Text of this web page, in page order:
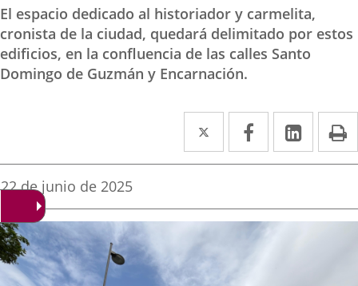
El espacio dedicado al historiador y carmelita,
cronista de la ciudad, quedará delimitado por estos
edificios, en la confluencia de las calles Santo
Domingo de Guzmán y Encarnación.
Twitter
Enlace
a
aplicación
externa.
Facebook
Enlace
a
aplicación
externa.
Enlace
a
Fecha
noticia
22 de junio de 2025